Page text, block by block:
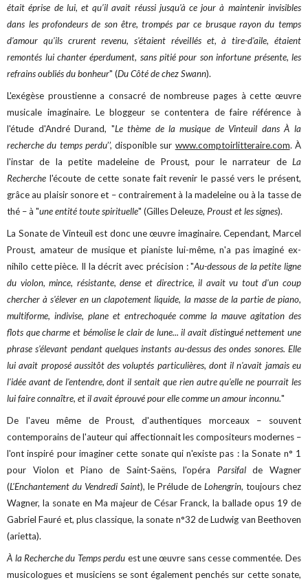
était éprise de lui, et qu’il avait réussi jusqu'à ce jour à maintenir invisibles
dans les profondeurs de son être, trompés par ce brusque rayon du temps
d'amour qu'ils crurent revenu, s'étaient réveiIlés et, à tire-d'aile, étaient
remontés lui chanter éperdument, sans pitié pour son infortune présente, les
refrains oubliés du bonheur" (Du Côté de chez Swann).
L'exégèse proustienne a consacré de nombreuse pages à cette œuvre
musicale imaginaire. Le bloggeur se contentera de faire référence à
l'étude d'André Durand, "Le thème de la musique de Vinteuil dans À la
recherche du temps perdu’’, disponible sur www.comptoirlitteraire.com. À
l'instar de la petite madeleine de Proust, pour le narrateur de La
Recherche l'écoute de cette sonate fait revenir le passé vers le présent,
grâce au plaisir sonore et – contrairement à la madeleine ou à la tasse de
thé – à "une entité toute spirituelle" (Gilles Deleuze, Proust et les signes).
La Sonate de Vinteuil est donc une œuvre imaginaire. Cependant, Marcel
Proust, amateur de musique et pianiste lui-même, n'a pas imaginé ex-
nihilo cette pièce. Il la décrit avec précision : "Au-dessous de la petite ligne
du violon, mince, résistante, dense et directrice, il avait vu tout d'un coup
chercher à s'élever en un clapotement liquide, la masse de la partie de piano,
multiforme, indivise, plane et entrechoquée comme la mauve agitation des
flots que charme et bémolise le clair de lune... il avait distingué nettement une
phrase s'élevant pendant quelques instants au-dessus des ondes sonores. Elle
lui avait proposé aussitôt des voluptés particulières, dont il n'avait jamais eu
l'idée avant de l'entendre, dont il sentait que rien autre qu'elle ne pourrait les
lui faire connaître, et il avait éprouvé pour elle comme un amour inconnu."
De l'aveu même de Proust, d'authentiques morceaux – souvent
contemporains de l'auteur qui affectionnait les compositeurs modernes –
l'ont inspiré pour imaginer cette sonate qui n'existe pas : la Sonate n° 1
pour Violon et Piano de Saint-Saëns, l'opéra Parsifalde Wagner
(L'Enchantement du Vendredi Saint), le Prélude de Lohengrin, toujours chez
Wagner, la sonate en Ma majeur de César Franck, la ballade opus 19 de
Gabriel Fauré et, plus classique, la sonate n°32 de Ludwig van Beethoven
(arietta).
À la Recherche du Temps perdu est une œuvre sans cesse commentée. Des
musicologues et musiciens se sont également penchés sur cette sonate,